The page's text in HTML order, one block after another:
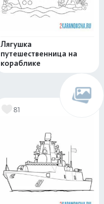
Лягушка
путешественница на
кораблике
81